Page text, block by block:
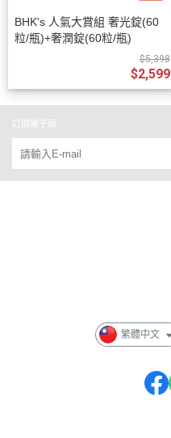
BHK's 人氣大賞組 奢光錠(60
粒/瓶)+奢潤錠(60粒/瓶)
$5,398
$2,599
訂閱電子報
繁體中文